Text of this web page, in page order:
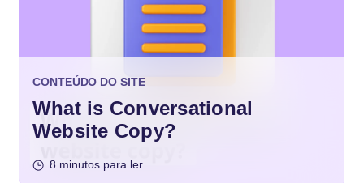
CONTEÚDO DO SITE
What is Conversational
Website Copy?
8 minutos para ler